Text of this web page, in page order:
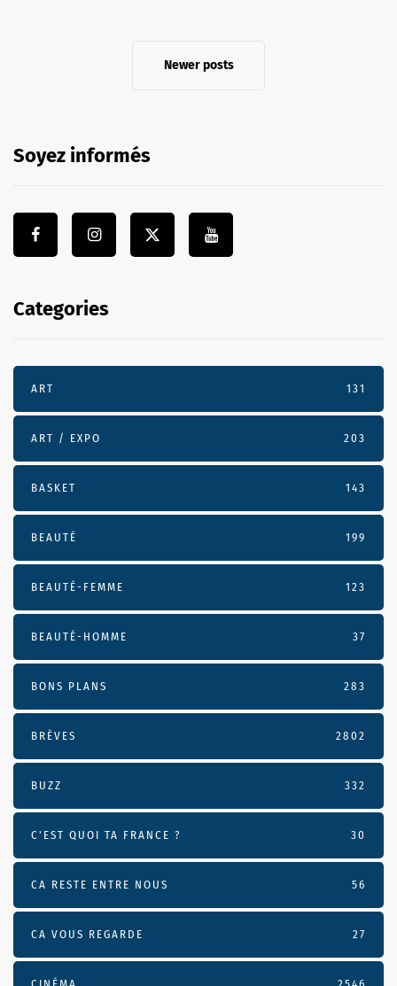
Newer posts
Soyez informés
Categories
ART 131
ART / EXPO 203
BASKET 143
BEAUTÉ 199
BEAUTÉ-FEMME 123
BEAUTÉ-HOMME 37
BONS PLANS 283
BRÈVES 2802
BUZZ 332
C'EST QUOI TA FRANCE ? 30
CA RESTE ENTRE NOUS 56
CA VOUS REGARDE 27